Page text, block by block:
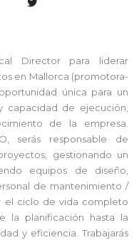
Director para liderar
en Mallorca (promotora-
única para un
capacidad de ejecución,
de la empresa.
serás responsable de
gestionando un
equipos de diseño,
de mantenimiento /
el ciclo de vida completo
la planificación hasta la
y eficiencia. Trabajarás